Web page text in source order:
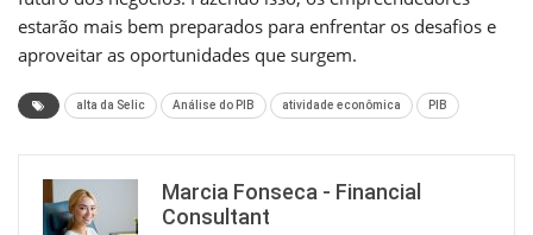
estarão mais bem preparados para enfrentar os desafios e
aproveitar as oportunidades que surgem.
alta da Selic Análise do PIB atividade econômica PIB
Marcia Fonseca - Financial
Consultant